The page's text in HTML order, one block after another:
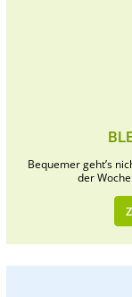
Bequemer geht’s
der